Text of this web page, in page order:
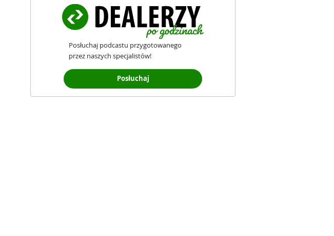
Posłuchaj podcastu przygotowanego
przez naszych specjalistów!
Posłuchaj